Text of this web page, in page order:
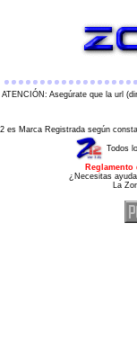
ATENCIÓN: Asegúrate que la url
es Marca Registrada según
Todos
¿Necesitas
La